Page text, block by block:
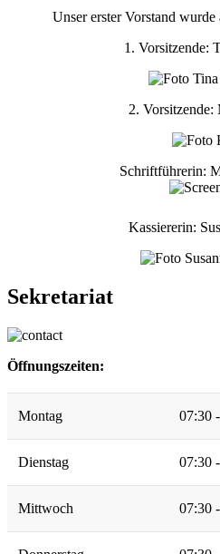
Unser erster Vorstand
1. Vorsitzende:
2. Vorsitzende:
Schriftführerin:
Kassiererin:
Sekretariat
Öffnungszeiten:
Montag 07:30
Dienstag 07:30
Mittwoch 07:30